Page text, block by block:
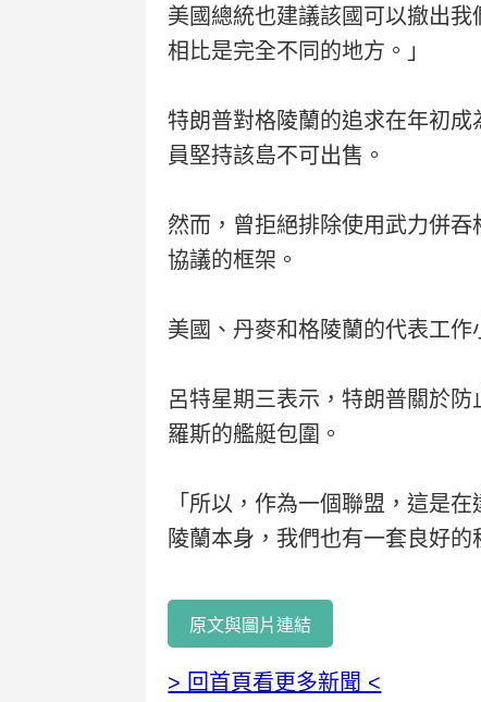
美國總統也建議該國可以撤出
相比是完全不同的地方。」
特朗普對格陵蘭的追求在年初
員堅持該島不可出售。
然而，曾拒絕排除使用武力併
協議的框架。
美國、丹麥和格陵蘭的代表工作
呂特星期三表示，特朗普關於
羅斯的艦艇包圍。
「所以，作為一個聯盟，這是
陵蘭本身，我們也有一套良好的
原文與圖片連結
> 回首頁看更多新聞 <